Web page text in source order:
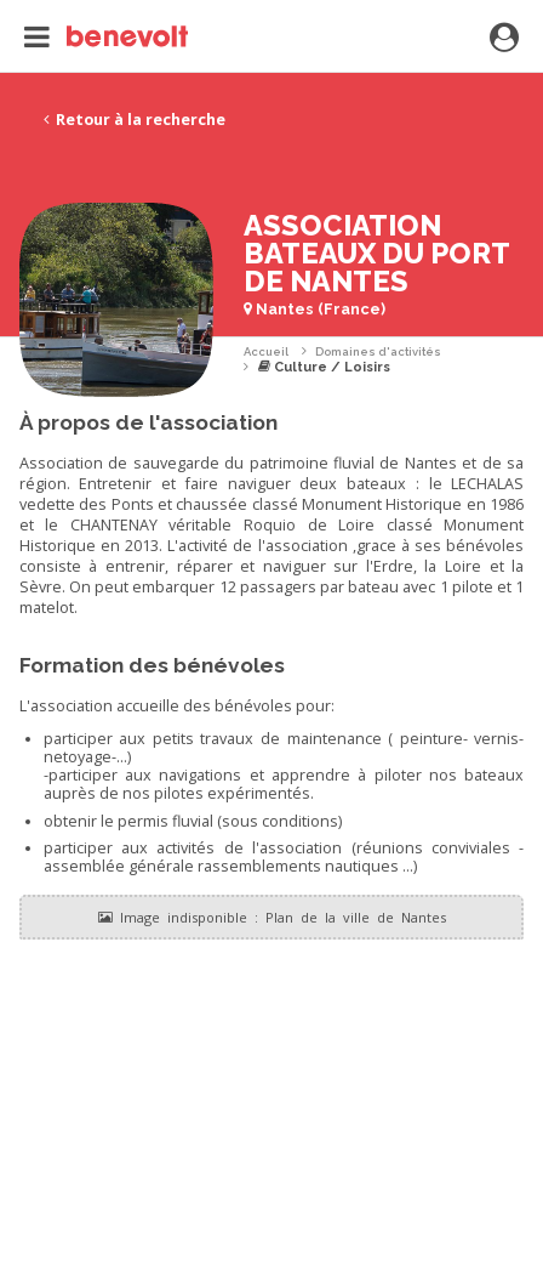
Retour à la recherche
ASSOCIATION
BATEAUX DU PORT
DE NANTES
Nantes (France)
Accueil Domaines d'activités
Culture / Loisirs
À propos de l'association
Association de sauvegarde du patrimoine fluvial de Nantes et de sa
région. Entretenir et faire naviguer deux bateaux : le LECHALAS
vedette des Ponts et chaussée classé Monument Historique en 1986
et le CHANTENAY véritable Roquio de Loire classé Monument
Historique en 2013. L'activité de l'association ,grace à ses bénévoles
consiste à entrenir, réparer et naviguer sur l'Erdre, la Loire et la
Sèvre. On peut embarquer 12 passagers par bateau avec 1 pilote et 1
matelot.
Formation des bénévoles
L'association accueille des bénévoles pour:
participer aux petits travaux de maintenance ( peinture- vernis-
netoyage-...)
-participer aux navigations et apprendre à piloter nos bateaux
auprès de nos pilotes expérimentés.
obtenir le permis fluvial (sous conditions)
participer aux activités de l'association (réunions conviviales -
assemblée générale rassemblements nautiques ...)